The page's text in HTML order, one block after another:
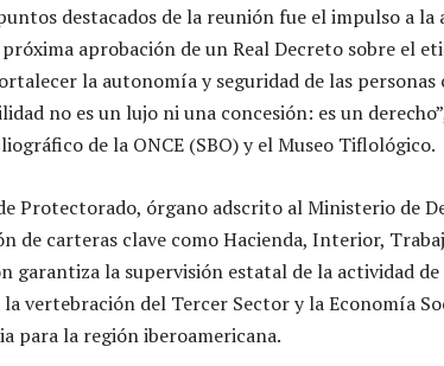
destacados de la reunión fue el impulso a
aprobación de un Real Decreto sobre el
la autonomía y seguridad de las personas
no es un lujo ni una concesión: es un
de la ONCE (SBO) y el Museo Tiflológico.
Protectorado, órgano adscrito al Ministerio de
de carteras clave como Hacienda, Interior,
garantiza la supervisión estatal de la actividad
vertebración del Tercer Sector y la Economía
para la región iberoamericana.